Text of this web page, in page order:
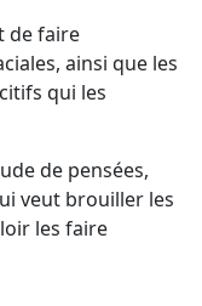
de faire
ainsi que les
qui les
de pensées,
veut brouiller les
les faire